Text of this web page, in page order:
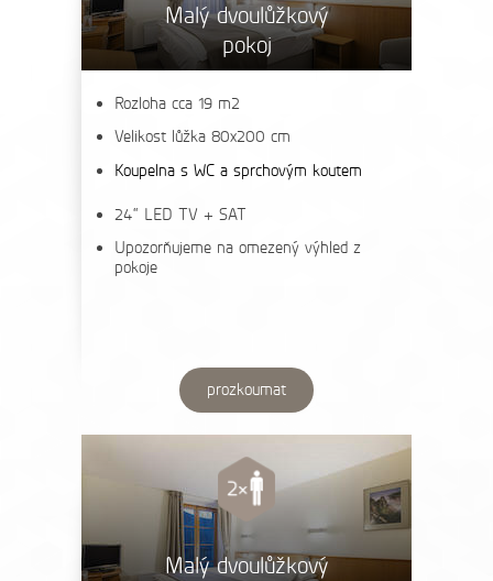
Malý dvoulůžkový
pokoj
Rozloha cca 19 m2
Velikost lůžka 80x200 cm
Koupelna s WC a sprchovým koutem
24“ LED TV + SAT
Upozorňujeme na omezený výhled z
pokoje
prozkoumat
Malý dvoulůžkový